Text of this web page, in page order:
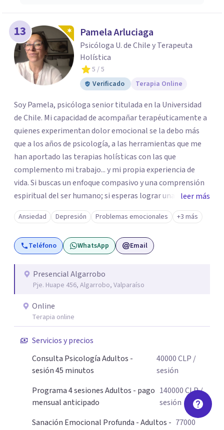
13 Pamela Arluciaga
Psicóloga U. de Chile y Terapeuta
Holística
5 / 5
Verificado
Terapia Online
Soy Pamela, psicóloga senior titulada en la Universidad
de Chile. Mi capacidad de acompañar terapéuticamente a
quienes experimentan dolor emocional se la debo más
que a los años de psicología, a las herramientas que me
han aportado las terapias holísticas con las que
complemento mi trabajo... y mi propia experiencia de
vida. Si buscas un enfoque compasivo y una comprensión
espiritual del ser humano; si esperas lograr una sanación
emocional profunda y duradera, te espero en sesión.
Atiendo con frecuencia a personas que han convivido por
meses o años con síntomas de depresión y ansiedad,
principalmente mujeres adultas y adolescentes.
abrazo, Pamela
leer más
Ansiedad Depresión Problemas emocionales +3 más
Teléfono WhatsApp Email
Presencial Algarrobo
Pje. Huape 456, Algarrobo, Valparaíso
Online
Terapia online
Servicios y precios
Consulta Psicología Adultos -
sesión 45 minutos
40000CLP /
sesión
Programa 4 sesiones Adultos - pago
mensual anticipado
140000CLP/
sesión
Sanación Emocional Profunda - Adultos - 77000